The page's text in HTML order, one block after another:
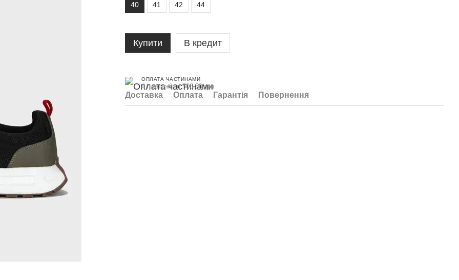
40 41 42 44
Купити В кредит
ОПЛАТА ЧАСТИНАМИ
4 платежі по 506.50 грн
Доставка Оплата Гарантія Повернення